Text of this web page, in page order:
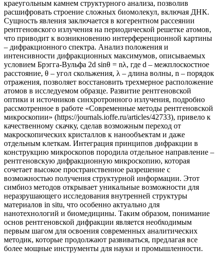
краеугольным камнем структурного анализа, позволив
расшифровать строение сложных биомолекул, включая ДНК.
Сущность явления заключается в когерентном рассеянии
рентгеновского излучения на периодической решетке атомов,
что приводит к возникновению интерференционной картины
– дифракционного спектра. Анализ положения и
интенсивности дифракционных максимумов, описываемых
условием Брэгга-Вульфа 2d sinθ = nλ, где d – межплоскостное
расстояние, θ – угол скольжения, λ – длина волны, n – порядок
отражения, позволяет восстановить трехмерное расположение
атомов в исследуемом образце. Развитие рентгеновской
оптики и источников синхротронного излучения, подробно
рассмотренное в работе «Современные методы рентгеновской
микроскопии» (https://journals.ioffe.ru/articles/42733), привело к
качественному скачку, сделав возможным переход от
макроскопических кристаллов к нанообъектам и даже
отдельным клеткам. Интеграция принципов дифракции в
конструкцию микроскопов породила отдельное направление –
рентгеновскую дифракционную микроскопию, которая
сочетает высокое пространственное разрешение с
возможностью получения структурной информации. Этот
симбиоз методов открывает уникальные возможности для
неразрушающего исследования внутренней структуры
материалов in situ, что особенно актуально для
нанотехнологий и биомедицины. Таким образом, понимание
основ рентгеновской дифракции является необходимым
первым шагом для освоения современных аналитических
методик, которые продолжают развиваться, предлагая все
более мощные инструменты для науки и промышленности.